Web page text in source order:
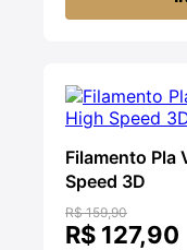
Filamento Pla
Speed 3D
R$ 159,90
R$ 127,90